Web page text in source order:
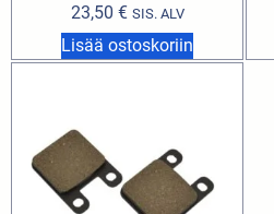
23,50 € SIS. ALV
Lisää ostoskoriin